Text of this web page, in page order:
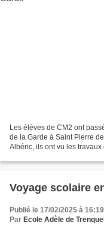
Les élèves de CM2 ont
de la Garde à Saint Pierre
Albéric, ils ont vu les
Voyage scolaire
Publié le 17/02/2025 à 16:19
Par Ecole Adèle de